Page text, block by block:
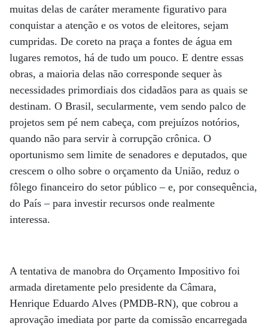
muitas delas de caráter meramente figurativo para
conquistar a atenção e os votos de eleitores, sejam
cumpridas. De coreto na pra­ça a fontes de água em
lugares remotos, há de tudo um pouco. E dentre essas
obras, a maioria delas não corresponde sequer às
necessidades primordiais dos cidadãos para as quais se
destinam. O Brasil, secularmente, vem sendo palco de
projetos sem pé nem cabeça, com prejuízos notórios,
quando não para servir à corrupção crônica. O
oportunismo sem limite de senadores e deputados, que
crescem o olho sobre o orçamento da União, reduz o
fôlego financeiro do setor público – e, por consequência,
do País – para investir recursos onde realmente
interessa.
A tentativa de manobra do Orçamento Impositivo foi
armada diretamente pelo presidente da Câmara,
Henrique Eduardo Alves (PMDB-RN), que cobrou a
aprovação imediata por parte da comissão encarregada